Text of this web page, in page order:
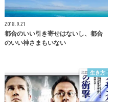
2018.9.21
都合のいい引き寄せはないし、都合
のいい神さまもいない
生き方